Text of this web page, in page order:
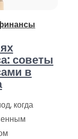
советы
в
когда